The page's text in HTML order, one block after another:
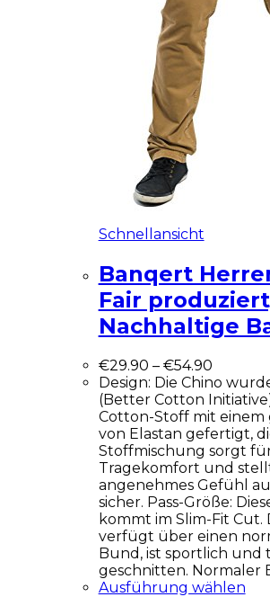
Schnellansicht
Banqert
Fair
Nachhaltige
€29.90 – €54.90
Design: Die Chino
(Better Cotton
Cotton-Stoff mit einem
von Elastan gefertigt,
Stoffmischung sorgt
Tragekomfort und
angenehmes Gefühl
sicher. Pass-Größe:
kommt im Slim-Fit Cut.
verfügt über einen
Bund, ist sportlich und
geschnitten. Normaler
Ausführung wählen